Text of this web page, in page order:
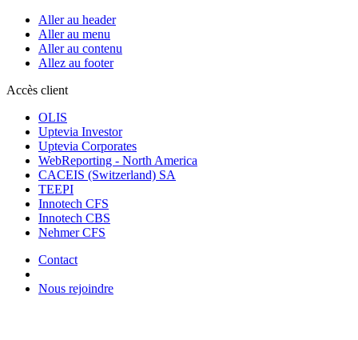
Aller au header
Aller au menu
Aller au contenu
Allez au footer
Accès client
OLIS
Uptevia Investor
Uptevia Corporates
WebReporting - North America
CACEIS (Switzerland) SA
TEEPI
Innotech CFS
Innotech CBS
Nehmer CFS
Contact
Nous rejoindre